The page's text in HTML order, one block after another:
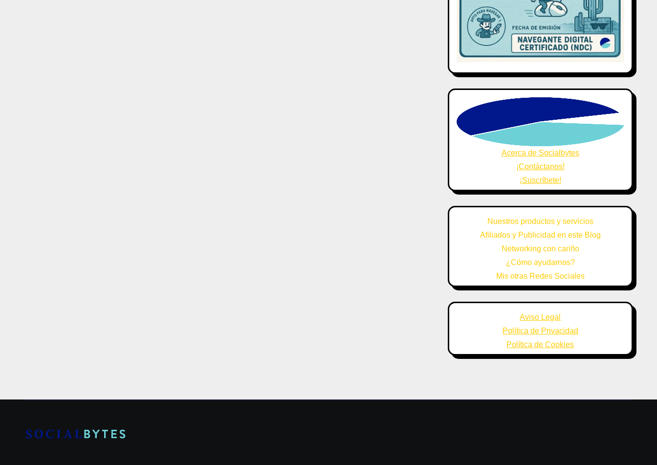
Acerca de Socialbytes
¡Contáctanos!
¡Suscríbete!
Nuestros productos y servicios
Afiliados y Publicidad en este Blog
Networking con cariño
¿Cómo ayudarnos?
Mis otras Redes Sociales
Aviso Legal
Política de Privacidad
Política de Cookies